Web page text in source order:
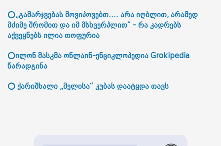
⭕„გამარჯვებას მოვიპოვებთ.... არა იღბლით, არამედ
მძიმე შრომით და იმ მსხვერპლით“ - რა კადრებს
აქვეყნებს ილია თოფურია
⭕ილონ მასკმა ონლაინ-ენციკლოპედია Grokipedia
წარადგინა
⭕ ქარიშხალი „მელისა“ კუბას დაატყდა თავს